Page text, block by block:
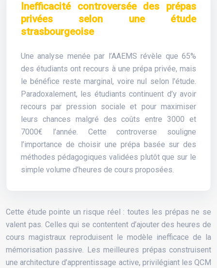
Inefficacité controversée des prépas
privées selon une étude
strasbourgeoise
Une analyse menée par l’AAEMS révèle que 65%
des étudiants ont recours à une prépa privée, mais
le bénéfice reste marginal, voire nul selon l’étude.
Paradoxalement, les étudiants continuent d’y avoir
recours par pression sociale et pour maximiser
leurs chances malgré des coûts entre 3000 et
7000€ l’année. Cette controverse souligne
l’importance de choisir une prépa basée sur des
méthodes pédagogiques validées plutôt que sur le
simple volume d’heures de cours proposées.
Cette étude pointe un risque réel : toutes les prépas ne se
valent pas. Celles qui se contentent d’ajouter des heures de
cours magistraux reproduisent le modèle inefficace de la
mémorisation passive. Les meilleures prépas construisent
une architecture d’apprentissage active, privilégiant les QCM